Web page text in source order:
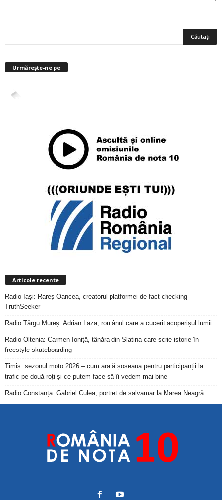
Urmărește-ne pe
4,400
Articole recente
Radio Iași: Rareș Oancea, creatorul platformei de fact-checking
TruthSeeker
Radio Târgu Mureș: Adrian Laza, românul care a cucerit acoperișul lumii
Radio Oltenia: Carmen Ioniță, tânăra din Slatina care scrie istorie în
freestyle skateboarding
Timiș: sezonul moto 2026 – cum arată șoseaua pentru participanții la
trafic pe două roți și ce putem face să îi vedem mai bine
Radio Constanța: Gabriel Culea, portret de salvamar la Marea Neagră